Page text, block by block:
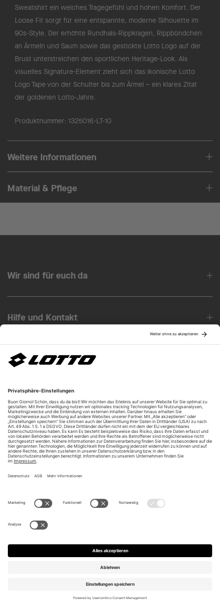
Sweatshirt ein weiches Tragegefühl und hohen Komfort. Der
Loose Fit sorgt für eine entspannte, moderne Silhouette im
90s-Style. Der erhöhte Rundhals-Rippkragen, Rippbündchen
an Ärmeln und Saum sowie das gestickte Lotto Logo auf der
Brust unterstreichen den sportlichen Heritage-Look. Als
visuelles Signature-Element zieht sich das ikonische Lotto
Logo Tape von der Schulter bis zum Ärmel – ein klares Zitat
der goldenen Lotto-Jahre.
Produktnummer: 1325016-LT-10
Weitere Informationen
Material & Pflege
Wir sind für euch da
Hilfe und Kontakt
Über uns
Unsere Vorteile
Unsere Partner
Datenschutz Datenschutzeinstellungen ändern